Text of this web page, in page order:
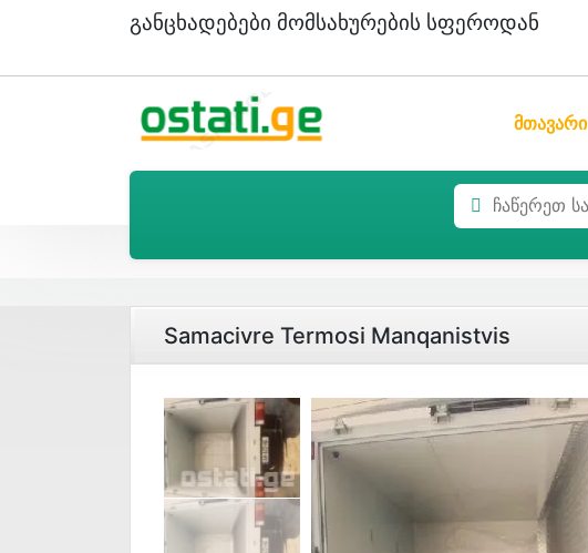
Განცხადებები Მომსახურების Სფეროდან
მთავარი
Samacivre Termosi Manqanistvis